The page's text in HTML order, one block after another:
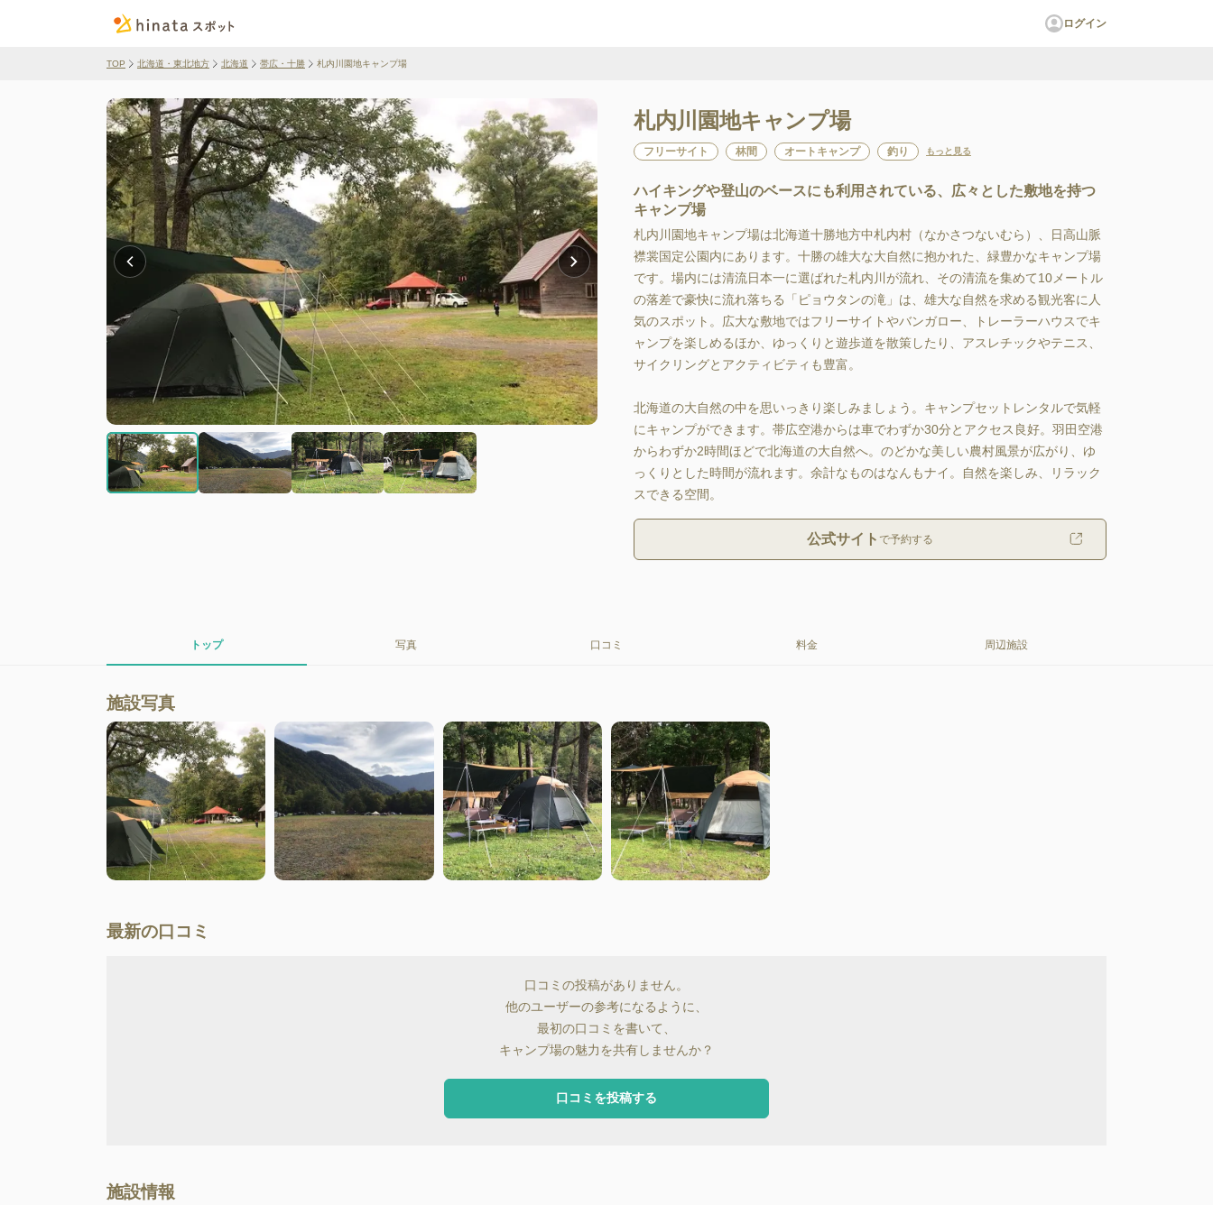
ログイン
TOP 北海道・東北地方 北海道 帯広・十勝 札内川園地キャンプ場
札内川園地キャンプ場
フリーサイト 林間 オートキャンプ 釣り もっと見る
ハイキングや登山のベースにも利用されている、広々とした敷地を持つ
キャンプ場
札内川園地キャンプ場は北海道十勝地方中札内村（なかさつないむら）、日高山脈
襟裳国定公園内にあります。十勝の雄大な大自然に抱かれた、緑豊かなキャンプ場
です。場内には清流日本一に選ばれた札内川が流れ、その清流を集めて10メートル
の落差で豪快に流れ落ちる「ピョウタンの滝」は、雄大な自然を求める観光客に人
気のスポット。広大な敷地ではフリーサイトやバンガロー、トレーラーハウスでキ
ャンプを楽しめるほか、ゆっくりと遊歩道を散策したり、アスレチックやテニス、
サイクリングとアクティビティも豊富。
北海道の大自然の中を思いっきり楽しみましょう。キャンプセットレンタルで気軽
にキャンプができます。帯広空港からは車でわずか30分とアクセス良好。羽田空港
からわずか2時間ほどで北海道の大自然へ。のどかな美しい農村風景が広がり、ゆ
っくりとした時間が流れます。余計なものはなんもナイ。自然を楽しみ、リラック
スできる空間。
公式サイト で予約する
トップ 写真 口コミ 料金 周辺施設
施設写真
最新の口コミ
口コミの投稿がありません。
他のユーザーの参考になるように、
最初の口コミを書いて、
キャンプ場の魅力を共有しませんか？
口コミを投稿する
施設情報